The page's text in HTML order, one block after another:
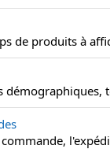
de produits à
démographiques,